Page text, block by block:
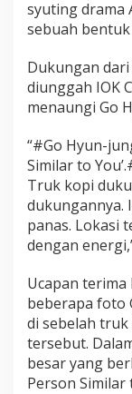
syuting drama
sebuah
Dukungan
diunggah IOK
menaungi Go
“#Go Hyun-
Similar to
Truk kopi
dukungannya.
panas. Lokasi
dengan
Ucapan
beberapa foto
di sebelah
tersebut.
besar yang
Person Similar